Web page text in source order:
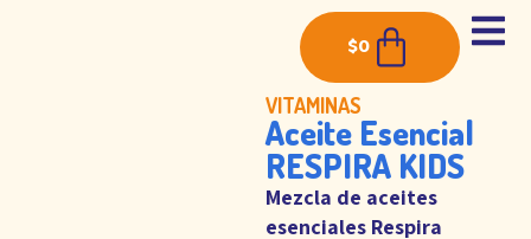
$0
VITAMINAS
Aceite Esencial
RESPIRA KIDS
Mezcla de aceites
esenciales Respira